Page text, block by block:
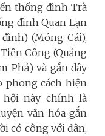
thống đình Trà
đình Quan Lạn
(Móng Cái),
Công (Quảng
Phả) và gần đây
phong cách hiện
này chính là
văn hóa gắn
có công với dân,